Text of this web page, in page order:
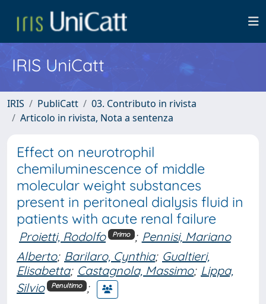
IRIS UniCatt
IRIS PubliCatt
03. Contributo in rivista
Articolo in rivista, Nota a sentenza
Effect on neurotrophil
chemiluminescence of middle
molecular weight substances
present in peritoneal dialysis fluid in
patients with acute renal failure
Proietti, Rodolfo Primo ; Pennisi, Mariano
Alberto; Barilaro, Cynthia; Gualtieri,
Elisabetta; Castagnola, Massimo; Lippa,
Silvio
Penultimo ;